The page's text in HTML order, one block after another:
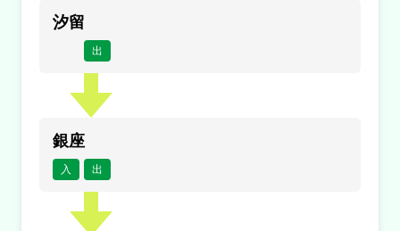
１車線規制
規制
浜崎橋ＪＣＴ付近
汐留
出
銀座
入 出